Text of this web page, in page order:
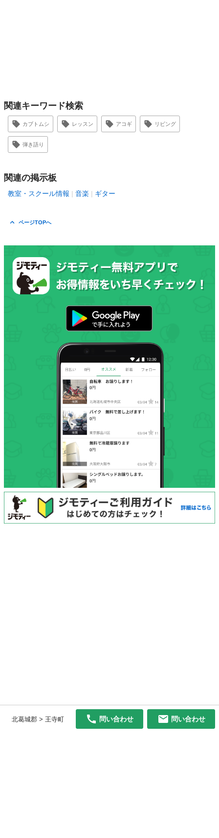
北葛城郡 > 王寺町 問い合わせ 問い合わせ
関連キーワード検索
カブトムシ レッスン アコギ リビング
弾き語り
関連の掲示板
教室・スクール情報 音楽 ギター
ページTOPへ